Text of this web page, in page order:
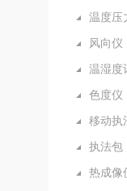
温度压
风向仪
温湿度
色度仪
移动执
执法包
热成像